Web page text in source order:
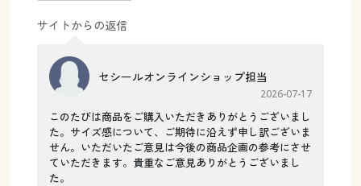
サイトからの返信
セシールオンラインショップ担当
2026-07-17
このたびは商品をご購入いただきありがとうございまし
た。サイズ感について、ご期待に沿えず申し訳ございま
せん。いただいたご意見は今後の商品企画の参考にさせ
ていただきます。貴重なご意見ありがとうございまし
た。